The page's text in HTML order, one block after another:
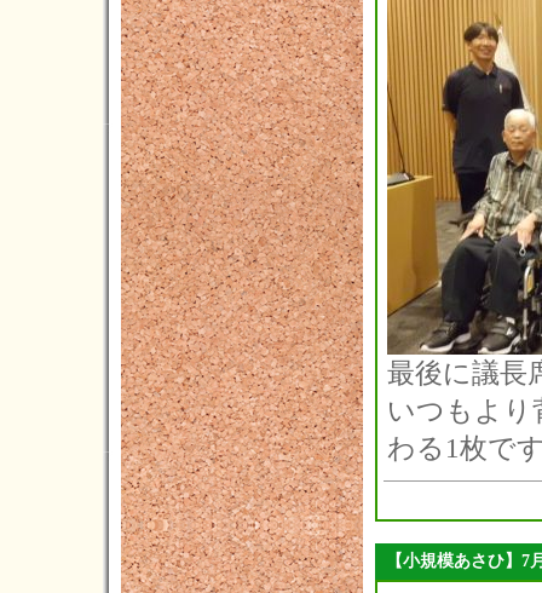
2022年07月(3)
2022年06月(4)
2022年05月(3)
2022年04月(5)
2022年03月(1)
2022年02月(3)
2022年01月(2)
2021年12月(5)
2021年11月(3)
2021年10月(3)
2021年09月(3)
2021年08月(2)
2021年07月(6)
2021年06月(4)
2021年05月(4)
最後に議
いつもより
わる1枚で
【小規模あさひ】